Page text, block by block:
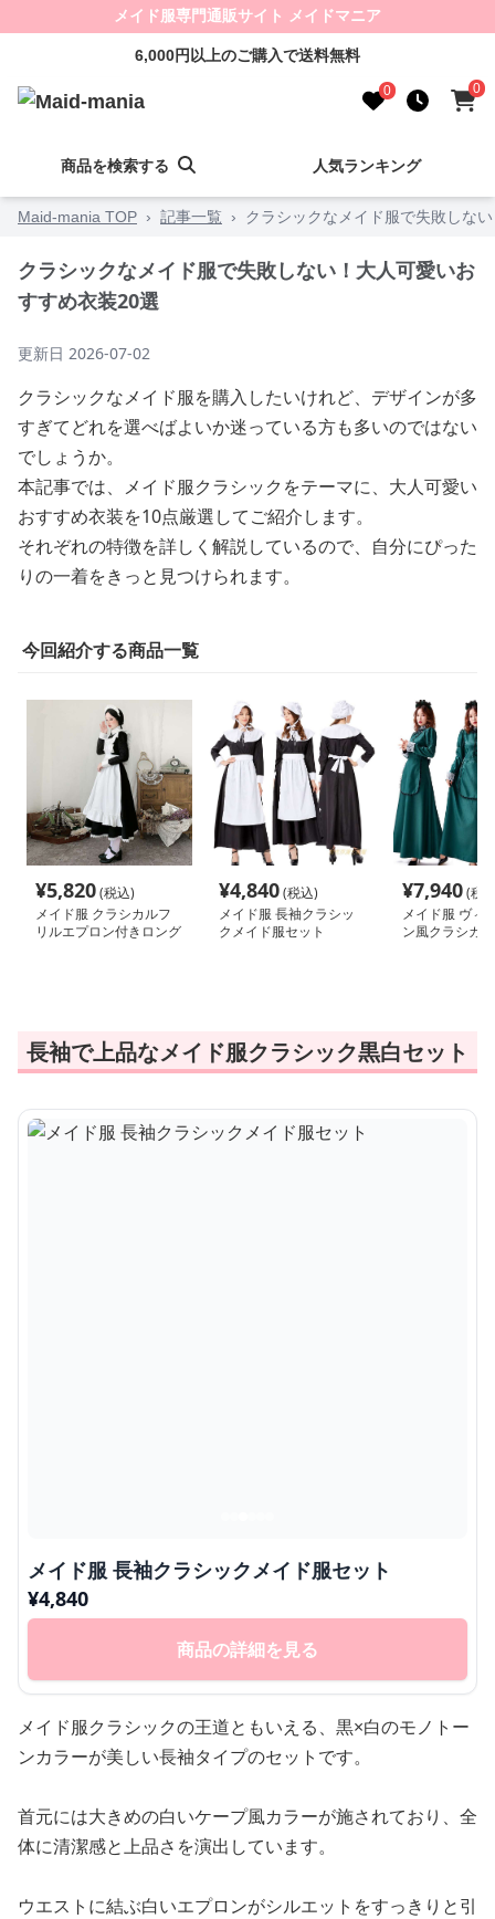
メイド服専門通販サイト メイドマニア
6,000円以上のご購入で送料無料
0 0
商品を検索する 人気ランキング
Maid-mania TOP › 記事一覧 › クラシックなメイド服で失敗しな
クラシックなメイド服で失敗しない！大人可愛いお
すすめ衣装20選
更新日 2026-07-02
クラシックなメイド服を購入したいけれど、デザインが多
すぎてどれを選べばよいか迷っている方も多いのではない
でしょうか。
本記事では、メイド服クラシックをテーマに、大人可愛い
おすすめ衣装を10点厳選してご紹介します。
それぞれの特徴を詳しく解説しているので、自分にぴった
りの一着をきっと見つけられます。
今回紹介する商品一覧
¥5,820(税込)
メイド服 クラシカルフ
リルエプロン付きロング
¥4,840(税込)
メイド服 長袖クラシッ
クメイド服セット
¥7,940(税
メイド服 ヴィ
ン風クラシカ
長袖で上品なメイド服クラシック黒白セット
メイド服 長袖クラシックメイド服セット
¥4,840
商品の詳細を見る
メイド服クラシックの王道ともいえる、黒×白のモノトー
ンカラーが美しい長袖タイプのセットです。
首元には大きめの白いケープ風カラーが施されており、全
体に清潔感と上品さを演出しています。
ウエストに結ぶ白いエプロンがシルエットをすっきりと引